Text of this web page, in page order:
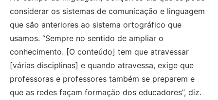
considerar os sistemas de comunicação e linguagem
que são anteriores ao sistema ortográfico que
usamos. “Sempre no sentido de ampliar o
conhecimento. [O conteúdo] tem que atravessar
[várias disciplinas] e quando atravessa, exige que
professoras e professores também se preparem e
que as redes façam formação dos educadores”, diz.